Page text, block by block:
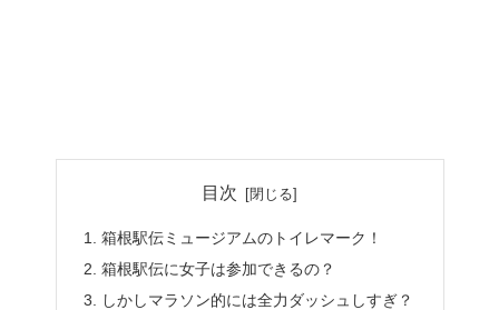
目次
箱根駅伝ミュージアムのトイレマーク！
箱根駅伝に女子は参加できるの？
しかしマラソン的には全力ダッシュしすぎ？